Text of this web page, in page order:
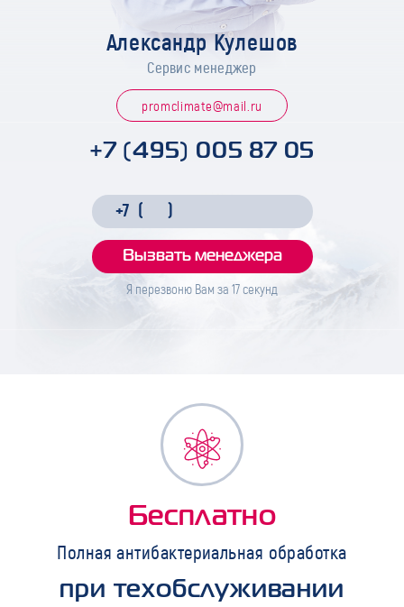
Александр Кулешов
Сервис менеджер
promclimate@mail.ru
+7 (495) 005 87 05
Я перезвоню Вам за 17секунд
Бесплатно
Полная антибактериальная обработка
при техобслуживании